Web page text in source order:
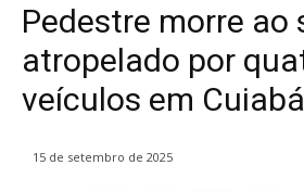
Pedestre morre ao
atropelado por
veículos em Cuiabá
15 de setembro de 2025